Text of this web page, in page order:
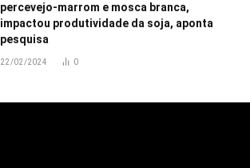
percevejo-marrom e mosca branca,
impactou produtividade da soja, aponta
pesquisa
22/02/2024 0